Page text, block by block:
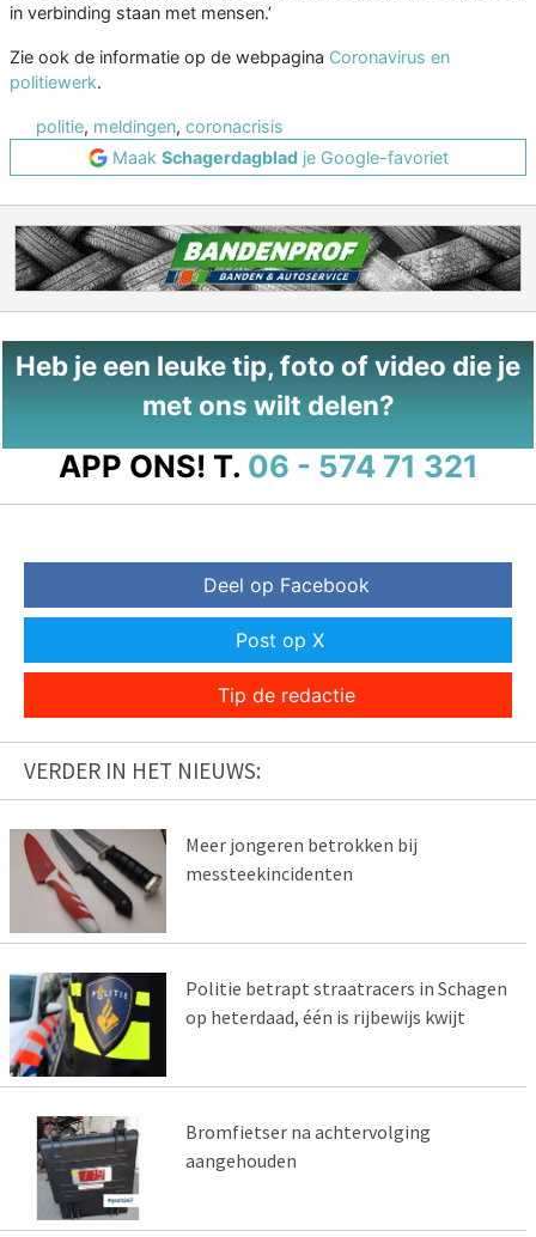
in verbinding staan met mensen.’
Zie ook de informatie op de webpagina Coronavirus en
politiewerk.
politie, meldingen, coronacrisis
Maak Schagerdagbladje Google-favoriet
Heb je een leuke tip, foto of video die je
met ons wilt delen?
APP ONS! T. 06 - 574 71 321
Deel op Facebook
Post op X
Tip de redactie
VERDER IN HET NIEUWS:
Meer jongeren betrokken bij
messteekincidenten
Politie betrapt straatracers in Schagen
op heterdaad, één is rijbewijs kwijt
Bromfietser na achtervolging
aangehouden